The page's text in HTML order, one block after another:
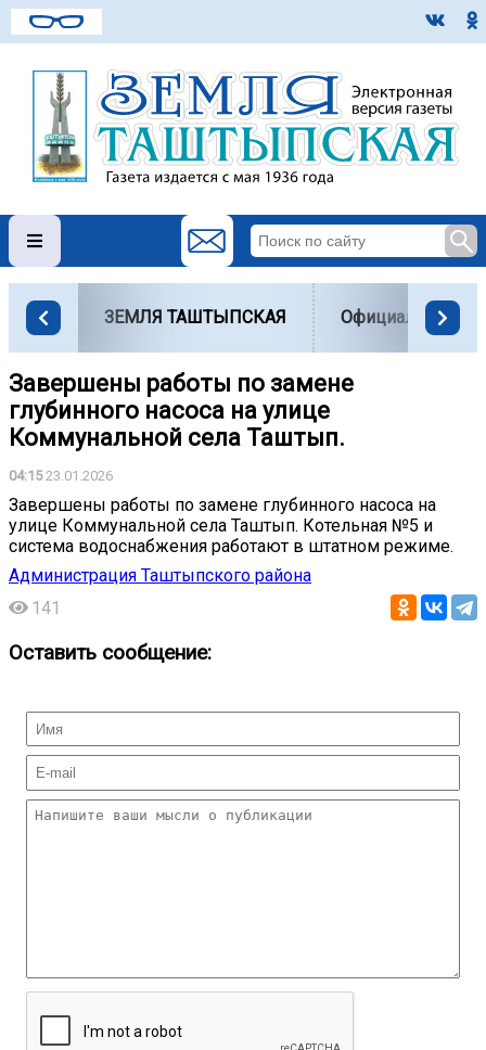
ЗЕМЛЯ ТАШТЫПСКАЯ Официально
Завершены работы по замене
глубинного насоса на улице
Коммунальной села Таштып.
04:1523.01.2026
Завершены работы по замене глубинного насоса на
улице Коммунальной села Таштып. Котельная №5 и
система водоснабжения работают в штатном режиме.
Администрация Таштыпского района
141
Оставить сообщение: